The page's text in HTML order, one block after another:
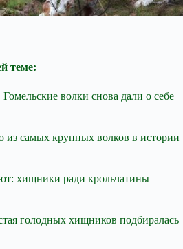
теме:
волки снова дали о себе
из самых крупных волков в истории
хищники ради крольчатины
голодных хищников подбиралась